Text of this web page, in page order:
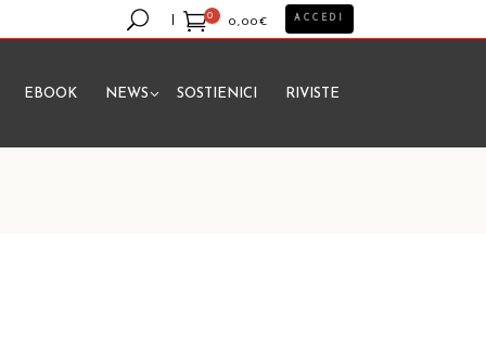
0
0,00€
prodotto nel carrello.
ACCEDI
EBOOK NEWS SOSTIENICI RIVISTE